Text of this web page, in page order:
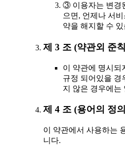
③ 이용자는 변경
으면, 언제나 서
약을 해지할 수
제 3 조 (약관외 준
이 약관에 명시되
규정 되어있을 경
지 않은 경우에는
제 4 조 (용어의 정
이 약관에서 사용하는
니다.